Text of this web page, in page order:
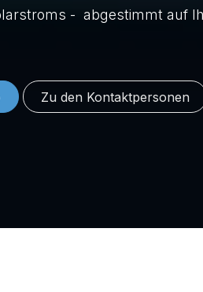
- abgestimmt auf
Zu d​​​​​​en Konta​​​​​​​​​​​​ktper​​sonen